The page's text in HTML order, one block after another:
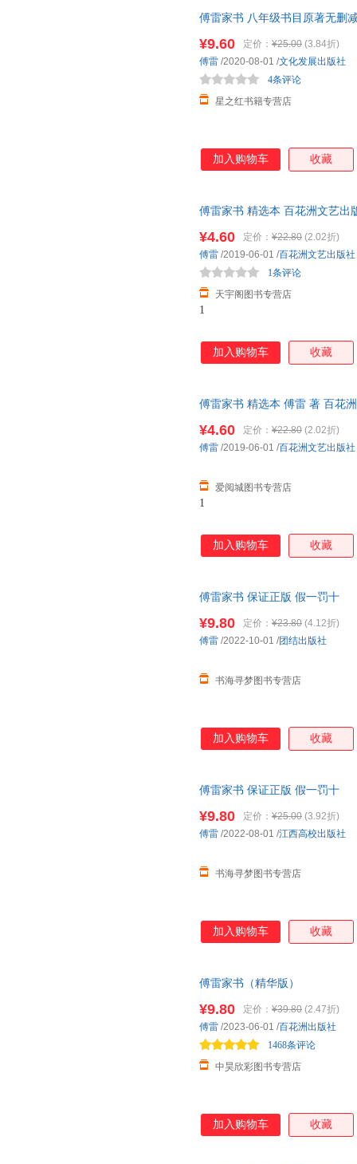
傅雷家书 八年级书目原著无删
¥9.60 定价： ¥25.00 (3.84折)
星之红书籍专营店
4条评论
傅雷 /2020-08-01 /文化发展出版社
加入购物车 收藏
傅雷家书 精选本 百花洲文艺出
1
¥4.60 定价： ¥22.80 (2.02折)
天宇阁图书专营店
1条评论
傅雷 /2019-06-01 /百花洲文艺出版社
加入购物车 收藏
傅雷家书 精选本 傅雷 著 百花
1
¥4.60 定价： ¥22.80 (2.02折)
爱阅城图书专营店
傅雷 /2019-06-01 /百花洲文艺出版社
加入购物车 收藏
傅雷家书 保证正版 假一罚十
¥9.80 定价： ¥23.80 (4.12折)
书海寻梦图书专营店
傅雷 /2022-10-01 /团结出版社
加入购物车 收藏
傅雷家书 保证正版 假一罚十
¥9.80 定价： ¥25.00 (3.92折)
书海寻梦图书专营店
傅雷 /2022-08-01 /江西高校出版社
加入购物车 收藏
傅雷家书（精华版）
¥9.80 定价： ¥39.80 (2.47折)
中昊欣彩图书专营店
1468条评论
傅雷 /2023-06-01 /百花洲出版社
加入购物车 收藏